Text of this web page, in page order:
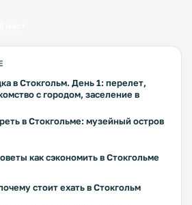
в Стокгольм. День 1: перелет,
с городом, заселение в
в Стокгольме: музейный остров
как сэкономить в Стокгольме
стоит ехать в Стокгольм